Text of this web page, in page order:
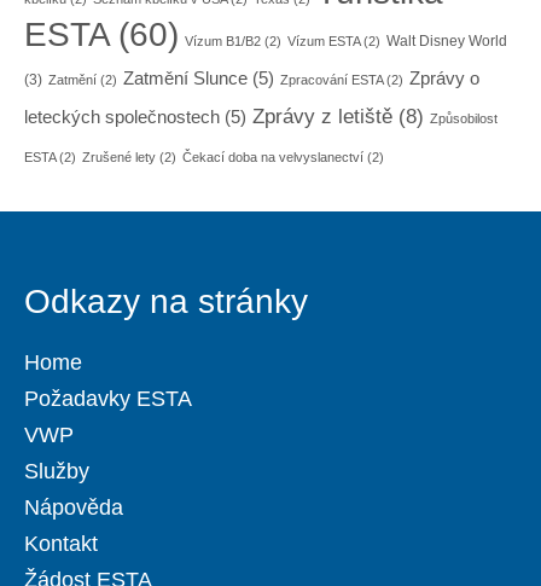
ESTA(60) Vízum B1/B2 (2) Vízum ESTA(2) Walt Disney World
(3) Zatmění (2) Zatmění Slunce (5) Zpracování ESTA(2) Zprávy o
leteckých společnostech (5) Zprávy z letiště (8) Způsobilost
ESTA(2) Zrušené lety (2) Čekací doba na velvyslanectví (2)
Odkazy na stránky
Home
Požadavky ESTA
VWP
Služby
Nápověda
Kontakt
Žádost ESTA